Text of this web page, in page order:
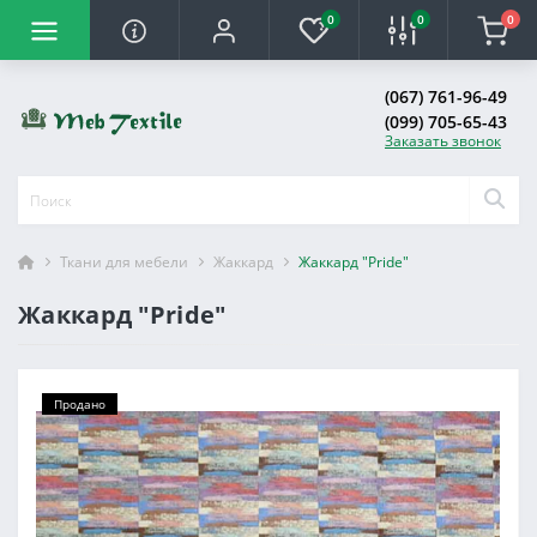
0 0 0
(067) 761-96-49
(099) 705-65-43
Заказать звонок
Ткани для мебели Жаккард Жаккард "Pride"
Жаккард "Pride"
Продано